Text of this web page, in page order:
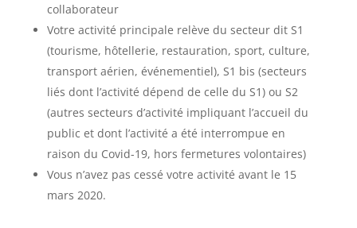
collaborateur
Votre activité principale relève du secteur dit S1
(tourisme, hôtellerie, restauration, sport, culture,
transport aérien, événementiel), S1 bis (secteurs
liés dont l’activité dépend de celle du S1) ou S2
(autres secteurs d’activité impliquant l’accueil du
public et dont l’activité a été interrompue en
raison du Covid-19, hors fermetures volontaires)
Vous n’avez pas cessé votre activité avant le 15
mars 2020.